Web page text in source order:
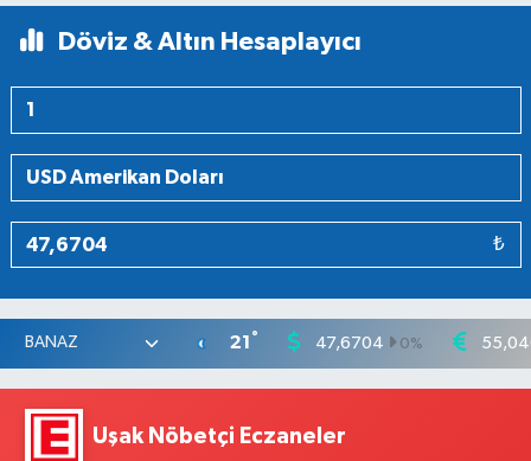
Döviz & Altın Hesaplayıcı
₺
21 ° 47,6704 0%
Uşak Nöbetçi Eczaneler